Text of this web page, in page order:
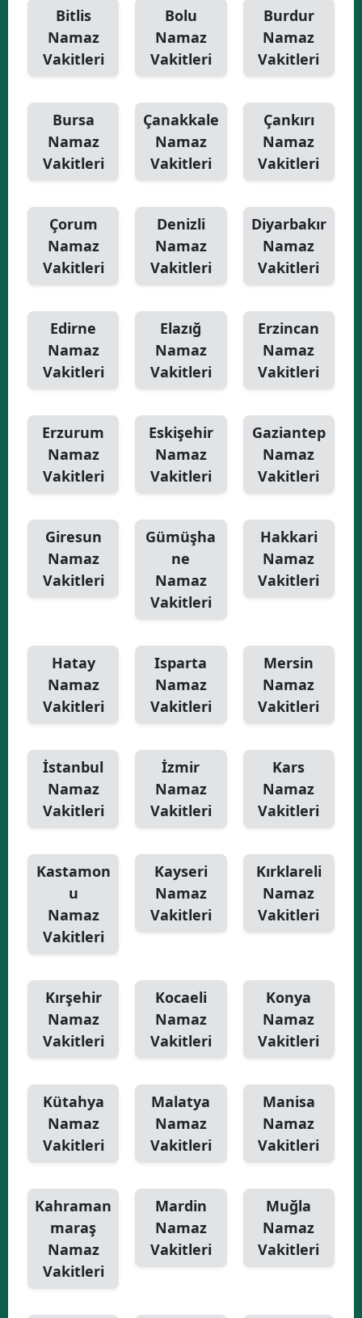
Bitlis
Namaz
Vakitleri
Bolu
Namaz
Vakitleri
Burdur
Namaz
Vakitleri
Bursa
Namaz
Vakitleri
Çanakkale
Namaz
Vakitleri
Çankırı
Namaz
Vakitleri
Çorum
Namaz
Vakitleri
Denizli
Namaz
Vakitleri
Diyarbakır
Namaz
Vakitleri
Edirne
Namaz
Vakitleri
Elazığ
Namaz
Vakitleri
Erzincan
Namaz
Vakitleri
Erzurum
Namaz
Vakitleri
Eskişehir
Namaz
Vakitleri
Gaziantep
Namaz
Vakitleri
Giresun
Namaz
Vakitleri
Gümüşha
ne
Namaz
Vakitleri
Hakkari
Namaz
Vakitleri
Hatay
Namaz
Vakitleri
Isparta
Namaz
Vakitleri
Mersin
Namaz
Vakitleri
İstanbul
Namaz
Vakitleri
İzmir
Namaz
Vakitleri
Kars
Namaz
Vakitleri
Kastamon
u
Namaz
Vakitleri
Kayseri
Namaz
Vakitleri
Kırklareli
Namaz
Vakitleri
Kırşehir
Namaz
Vakitleri
Kocaeli
Namaz
Vakitleri
Konya
Namaz
Vakitleri
Kütahya
Namaz
Vakitleri
Malatya
Namaz
Vakitleri
Manisa
Namaz
Vakitleri
Kahraman
maraş
Namaz
Vakitleri
Mardin
Namaz
Vakitleri
Muğla
Namaz
Vakitleri